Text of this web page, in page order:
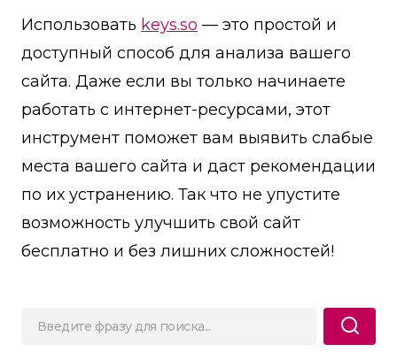
Использовать keys.so — это простой и
доступный способ для анализа вашего
сайта. Даже если вы только начинаете
работать с интернет-ресурсами, этот
инструмент поможет вам выявить слабые
места вашего сайта и даст рекомендации
по их устранению. Так что не упустите
возможность улучшить свой сайт
бесплатно и без лишних сложностей!